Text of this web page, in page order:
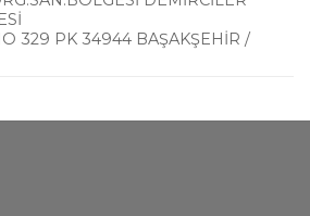
329 PK 34944 BAŞAKŞEHİR /